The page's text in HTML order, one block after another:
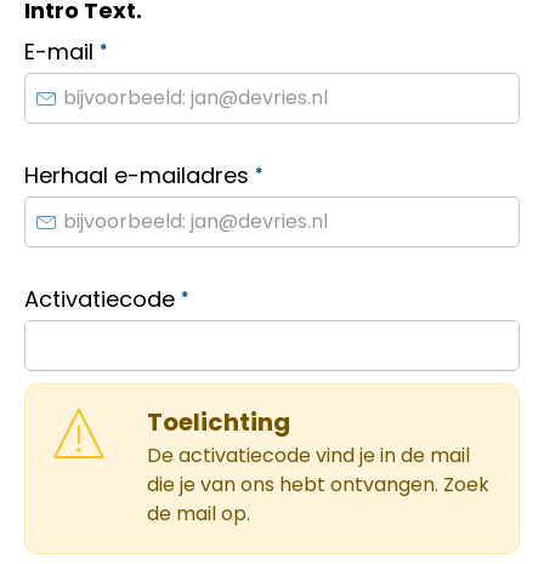
Intro Text.
E-mail *
Herhaal e-mailadres *
Activatiecode *
Toelichting
De activatiecode vind je in de mail
die je van ons hebt ontvangen. Zoek
de mail op.